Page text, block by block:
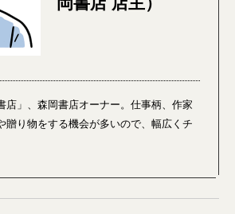
店」、森岡書店オーナー。仕事柄、作家
贈り物をする機会が多いので、幅広くチ